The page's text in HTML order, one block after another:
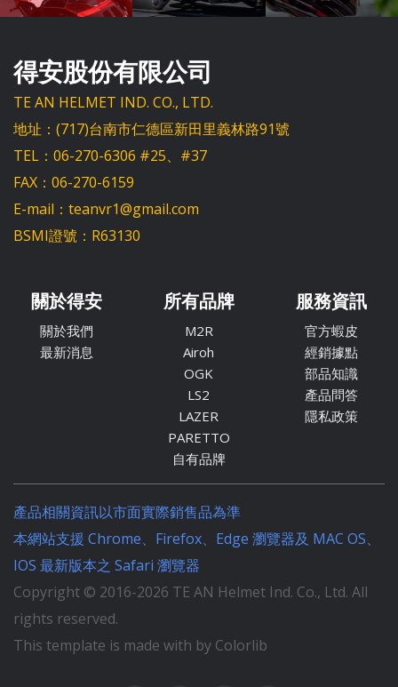
得安股份有限公司
TE AN HELMET IND. CO., LTD.
地址：(717)台南市仁德區新田里義林路91號
TEL：06-270-6306 #25、#37
FAX：06-270-6159
E-mail：teanvr1@gmail.com
BSMI證號：R63130
關於得安
關於我們
最新消息
所有品牌
M2R
Airoh
OGK
LS2
LAZER
PARETTO
自有品牌
服務資訊
官方蝦皮
經銷據點
部品知識
產品問答
隱私政策
產品相關資訊以市面實際銷售品為準
本網站支援 Chrome、Firefox、Edge 瀏覽器及 MAC OS、
IOS 最新版本之 Safari 瀏覽器
Copyright © 2016-2026 TE AN Helmet Ind. Co., Ltd. All
rights reserved.
This template is made with by Colorlib